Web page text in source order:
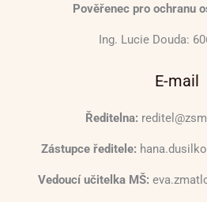
Pověřenec pro ochranu
Ing. Lucie Douda:
E-mail
Ředitelna:
Zástupce ředitele:
Vedoucí učitelka MŠ: